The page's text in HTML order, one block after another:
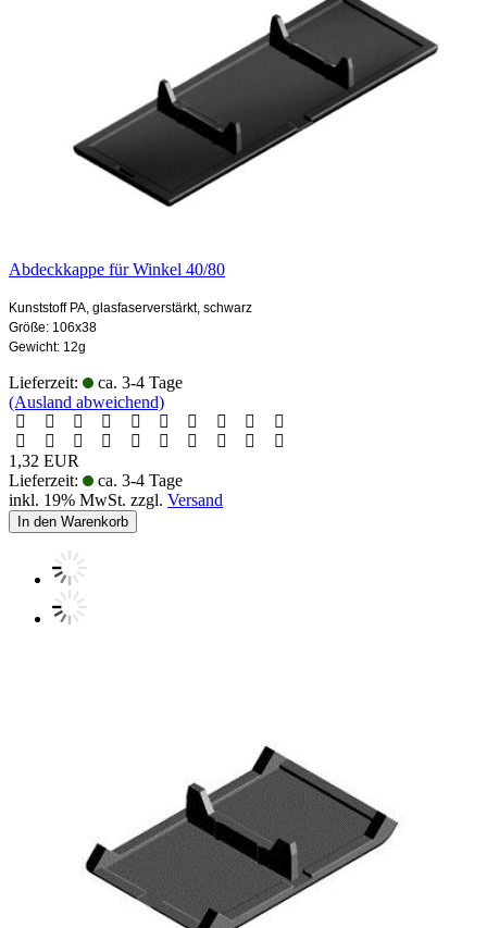
Abdeckkappe für Winkel 40/80
Kunststoff PA, glasfaserverstärkt, schwarz
Größe: 106x38
Gewicht: 12g
Lieferzeit:
ca. 3-4 Tage
(Ausland abweichend)
1,32 EUR
Lieferzeit:
ca. 3-4 Tage
inkl. 19% MwSt. zzgl. Versand
In den Warenkorb